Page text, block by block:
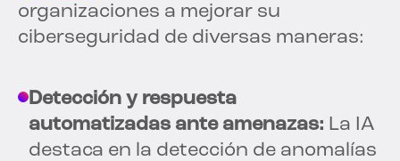
organizaciones a mejorar su
ciberseguridad de diversas maneras:
Detección y respuesta
automatizadas ante amenazas: La IA
destaca en la detección de anomalías